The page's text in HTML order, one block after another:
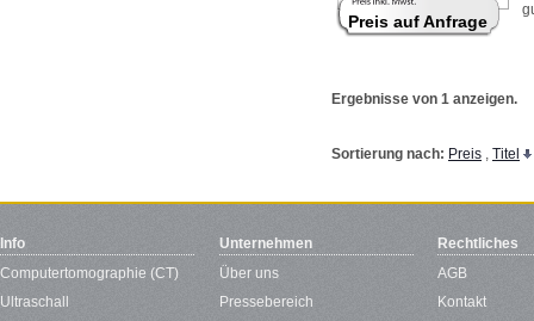
Preis auf Anfrage
Ergebnisse von 1 anzeigen.
Sortierung nach: Preis , Titel
Info
Computertomographie (CT)
Ultraschall
Unternehmen
Über uns
Pressebereich
Rechtliches
AGB
Kontakt